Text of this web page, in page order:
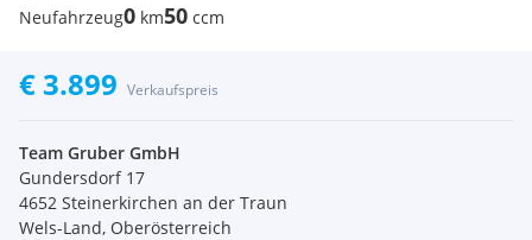
Neufahrzeug0 km50 ccm
€ 3.899 Verkaufspreis
Team Gruber GmbH
Gundersdorf 17
4652 Steinerkirchen an der Traun
Wels-Land, Oberösterreich